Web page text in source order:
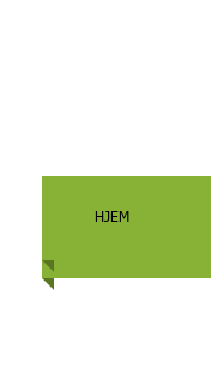
HJEM